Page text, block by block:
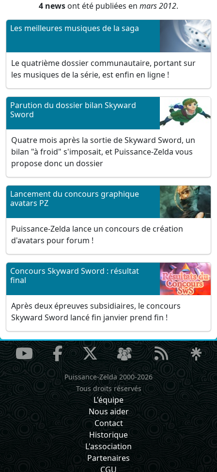
4 news ont été publiées en mars 2012.
Les meilleures musiques de la saga
Le quatrième dossier communautaire, portant sur
les musiques de la série, est enfin en ligne !
Parution du dossier bilan Skyward
Sword
Quatre mois après la sortie de Skyward Sword, un
bilan "à froid" s'imposait, et Puissance-Zelda vous
propose donc un dossier
Lancement du concours graphique
avatars PZ
Puissance-Zelda lance un concours de création
d'avatars pour forum !
Concours Skyward Sword : résultat
final
Après deux épreuves subsidiaires, le concours
Skyward Sword lancé fin janvier prend fin !
Puissance-Zelda 2000-2026
Tous droits réservés
L'équipe
Nous aider
Contact
Historique
L'association
Partenaires
CGU